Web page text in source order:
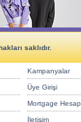
saklıdır.
Kampanyalar
Üye Girişi
Mortgage
İletişim